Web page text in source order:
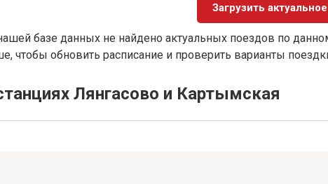
Загрузить
базе данных не найдено актуальных поездов по
чтобы обновить расписание и проверить варианты
Лянгасово и Картымская